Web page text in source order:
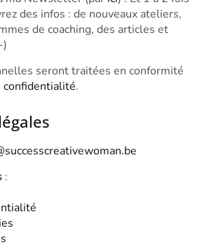
des infos : de nouveaux ateliers,
de coaching, des articles et
seront traitées en conformité
confidentialité.
: